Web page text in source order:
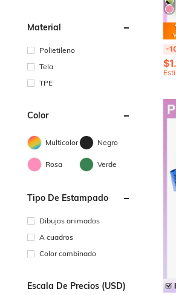
Material
Polietileno
Tela
TPE
Color
Multicolor Negro
Rosa Verde
Tipo De Estampado
Dibujos animados
A cuadros
Color combinado
Escala De Precios (USD)
-